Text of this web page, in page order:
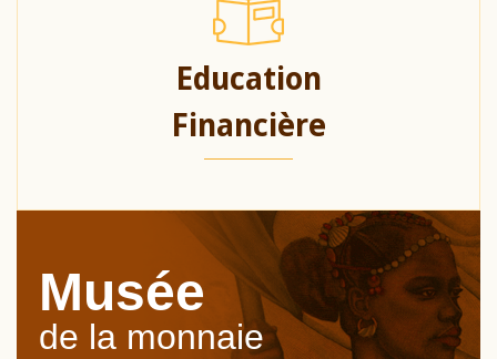
Education
Financière
Musée
de la monnaie